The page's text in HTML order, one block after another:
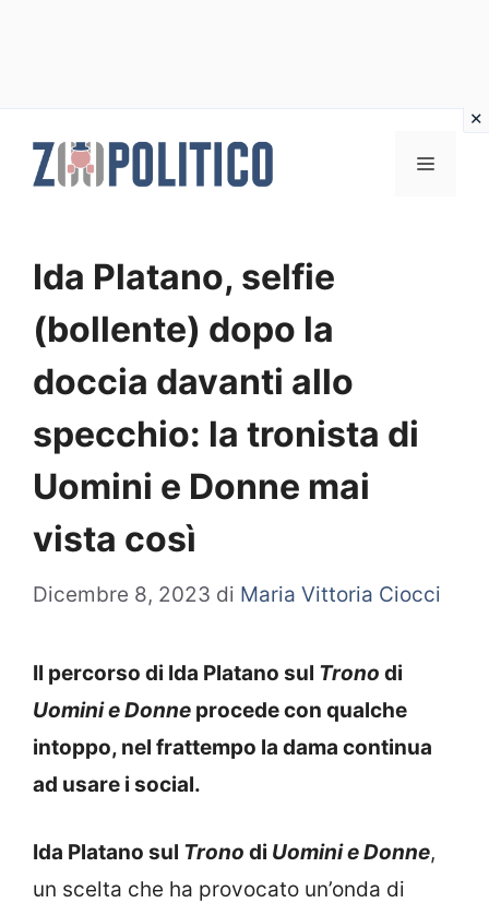
MENU
Ida Platano, selfie
(bollente) dopo la
doccia davanti allo
specchio: la tronista di
Uomini e Donne mai
vista così
Dicembre 8, 2023 di Maria Vittoria Ciocci
Il percorso di Ida Platano sul Trono di
Uomini e Donne procede con qualche
intoppo, nel frattempo la dama continua
ad usare i social.
Ida Platano sul Trono di Uomini e Donne,
un scelta che ha provocato un’onda di